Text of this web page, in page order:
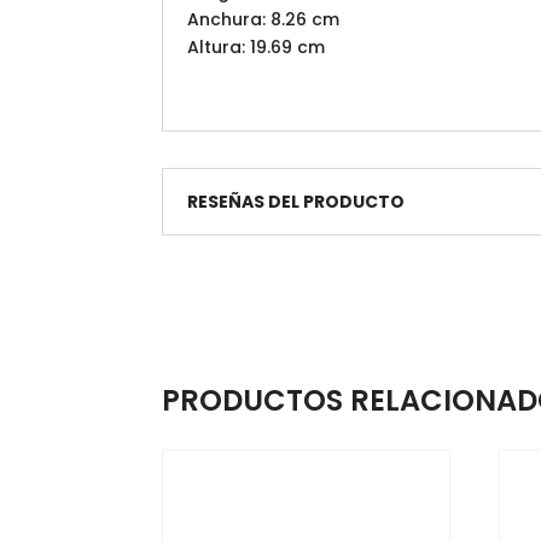
Anchura: 8.26 cm
Altura: 19.69 cm
RESEÑAS DEL PRODUCTO
PRODUCTOS